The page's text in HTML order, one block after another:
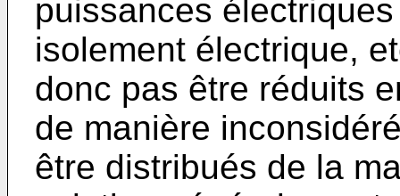
puissances
isolement électrique,
donc pas être réduits
de manière
être distribués de la